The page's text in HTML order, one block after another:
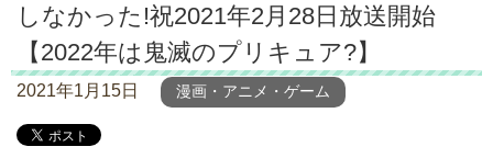
しなかった!祝2021年2月28日放送開始
【2022年は鬼滅のプリキュア?】
2021年1月15日 漫画・アニメ・ゲーム